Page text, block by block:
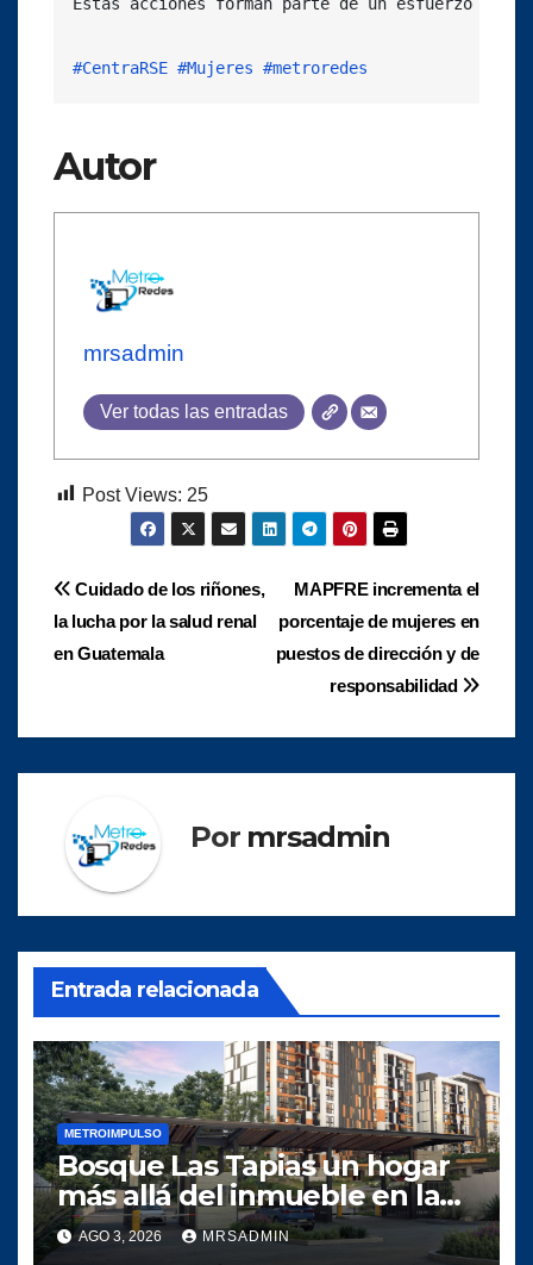
#CentraRSE #Mujeres #metroredes
Autor
mrsadmin
Ver todas las entradas
Post Views: 25
Navegación
de
MAPFRE incrementa el
porcentaje de mujeres en
puestos de dirección y de
responsabilidad
Cuidado de los riñones,
la lucha por la salud renal
en Guatemala
Por mrsadmin
Entrada relacionada
METROIMPULSO
Bosque Las Tapias un hogar
más allá del inmueble en la
zona 18 capitalina
AGO 3, 2026 MRSADMIN